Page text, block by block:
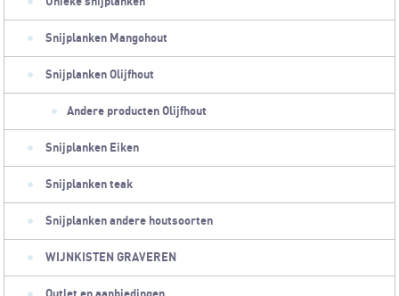
Snijplanken Mangohout
Snijplanken Olijfhout
Andere producten Olijfhout
Snijplanken Eiken
Snijplanken teak
Snijplanken andere houtsoorten
WIJNKISTEN GRAVEREN